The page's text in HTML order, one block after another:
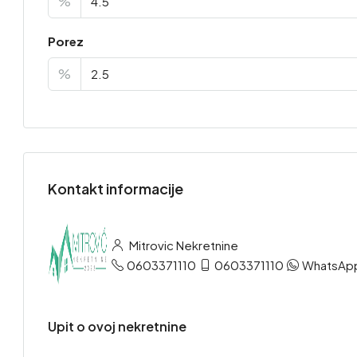
Porez
%
Kontakt informacije
Mitrovic Nekretnine
0603371110
0603371110
Upit o ovoj nekretnine